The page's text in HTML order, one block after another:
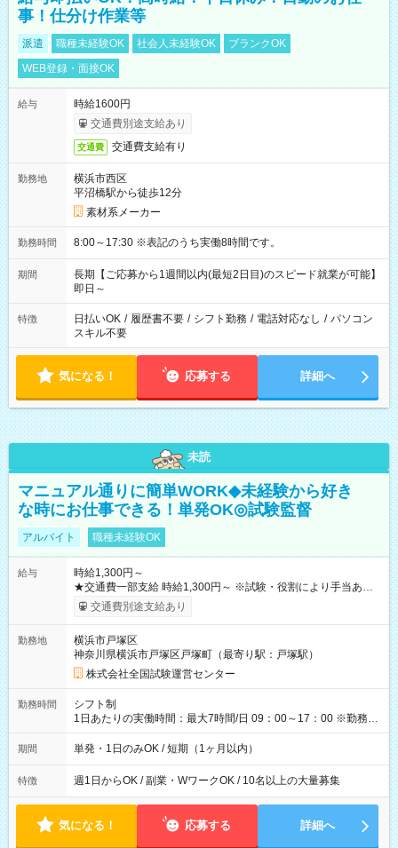
事！仕分け作業等
派遣 職種未経験OK 社会人未経験OK
ブランクOK
WEB登録・面接OK
給与
時給1600円
交通費別途支給あり
交通費 交通費支給有り
勤務地
横浜市西区
平沼橋駅から徒歩12分
素材系メーカー
勤務時間 8:00～17:30 ※表記のうち実働8時間です。
期間
長期【ご応募から1週間以内(最短2日目)のスピード就業が可能】
即日～
特徴 日払いOK / 履歴書不要 / シフト勤務 / 電話対応なし / パソコン
スキル不要
気になる！ 応募する 詳細へ
未読
マニュアル通りに簡単WORK◆未経験から好き
な時にお仕事できる！単発OK◎試験監督
アルバイト 職種未経験OK
給与
時給1,300円～
★交通費一部支給 時給1,300円～ ※試験・役割により手当あり
※勤務回数により昇給あり 【即給（前払い）オプションあ
り！】 希望される場合、勤務から1週間ほどで給与の一部を受け
例】 ・河合塾模擬試験 8:30～17:30（休憩1時間） 時給1,300円
×8時間＝日収10,400円＋交通費 ※当日の役割により時給＋100
円の場合あり ・国家試験 7:00～13:30（休憩なし） 時給1,300
円（役割手当＋100円）×6時間＝日収8,400円＋交通費 【試用期
間】試用期間なし
交通費別途支給あり
勤務地
横浜市戸塚区
神奈川県横浜市戸塚区戸塚町（最寄り駅：戸塚駅）
株式会社全国試験運営センター
勤務時間
シフト制
1日あたりの実働時間：最大7時間/日 09：00～17：00 ※勤務時
間は 試験により異なります。
期間 単発・1日のみOK / 短期（1ヶ月以内）
特徴 週1日からOK / 副業・WワークOK / 10名以上の大量募集
気になる！ 応募する 詳細へ